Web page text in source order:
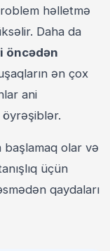
həlletmə
Daha da
öncədən
ən çox
ani
öyrəşiblər.
başlamaq olar və
üçün
qaydaları